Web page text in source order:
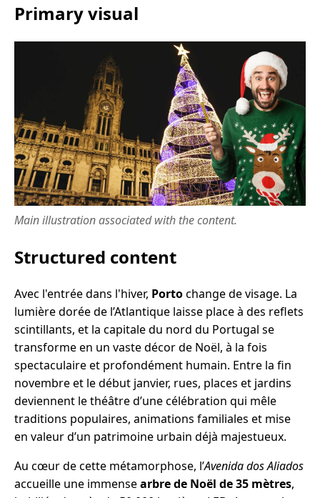
Primary visual
Main illustration associated with the content.
Structured content
Avec l'entrée dans l'hiver, Portochange de visage. La
lumière dorée de l’Atlantique laisse place à des reflets
scintillants, et la capitale du nord du Portugal se
transforme en un vaste décor de Noël, à la fois
spectaculaire et profondément humain. Entre la fin
novembre et le début janvier, rues, places et jardins
deviennent le théâtre d’une célébration qui mêle
traditions populaires, animations familiales et mise
en valeur d’un patrimoine urbain déjà majestueux.
Au cœur de cette métamorphose, l’Avenida dos Aliados
accueille une immensearbre de Noël de 35 mètres,